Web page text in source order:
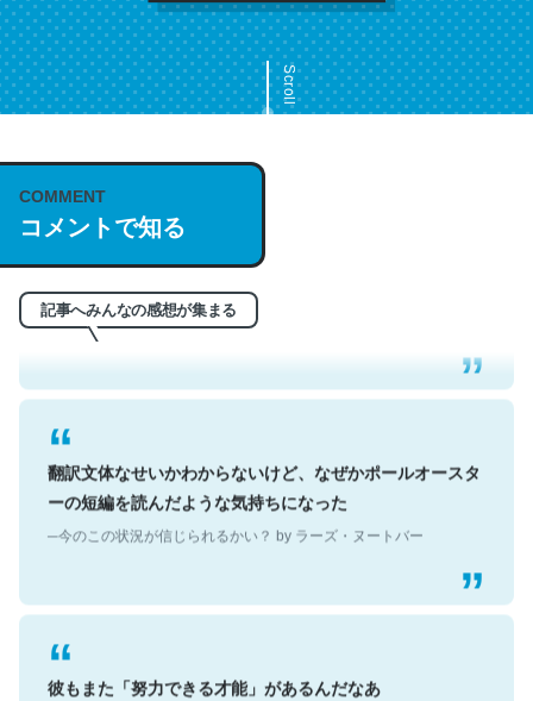
Scroll
COMMENT
コメントで知る
記事へみんなの感想が集まる
これは名文。彼はとてもクレバーなんだろうなと凄く思
─今のこの状況が信じられるかい？ by ラーズ・ヌートバー
翻訳文体なせいかわからないけど、なぜかポールオースタ
ーの短編を読んだような気持ちになった
─今のこの状況が信じられるかい？ by ラーズ・ヌートバー
彼もまた「努力できる才能」があるんだなあ